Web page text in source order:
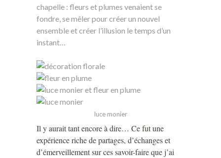
chapelle : fleurs et plumes venaient se
fondre, se mêler pour créer un nouvel
ensemble et créer l’illusion le temps d’un
instant…
luce monier
Il y aurait tant encore à dire… Ce fut une
expérience riche de partages, d’échanges et
d’émerveillement sur ces savoir-faire que j’ai